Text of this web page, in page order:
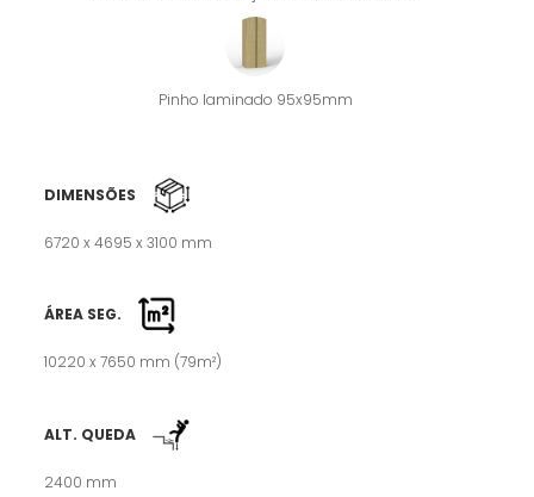
Pinho laminado 95x95mm
DIMENSÕES
6720 x 4695 x 3100 mm
ÁREA SEG.
10220 x 7650 mm (79m²)
ALT. QUEDA
2400 mm